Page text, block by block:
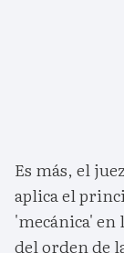
Es más, el
aplica el
'mecánica' en
del orden de